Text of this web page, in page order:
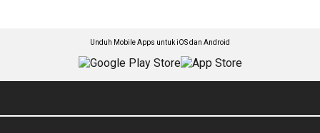
Unduh Mobile Apps untuk iOS dan Android